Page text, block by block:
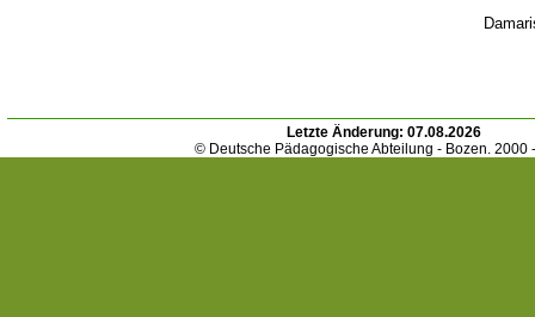
Letzte Änderung: 07.08.2026
© Deutsche Pädagogische Abteilung - Bozen. 2000